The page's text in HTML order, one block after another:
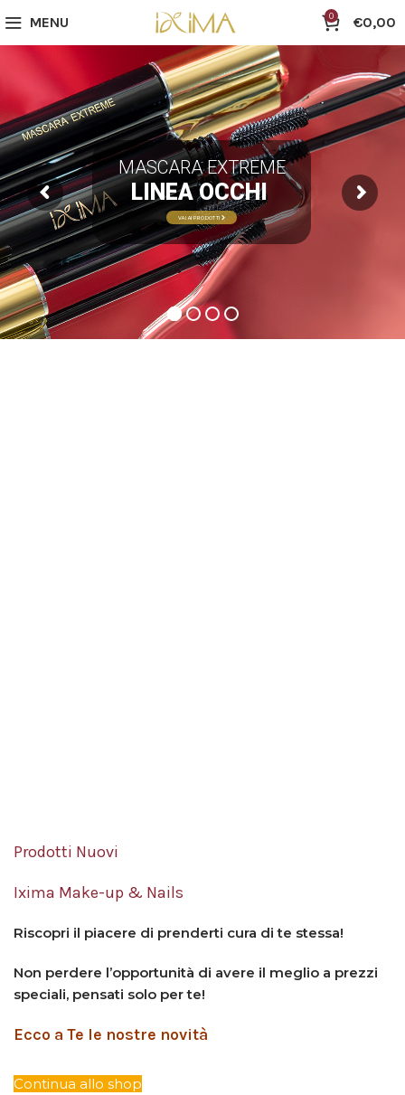
MENU 0 €0,00
LINEA OCCHI
VAI AI PRODOTTI
MASCARA EXTREME
Prodotti Nuovi
Ixima Make-up & Nails
Riscopri il piacere di prenderti cura di te stessa!
Non perdere l’opportunità di avere il meglio a prezzi
speciali, pensati solo per te!
Ecco a Te le nostre novità
Continua allo shop